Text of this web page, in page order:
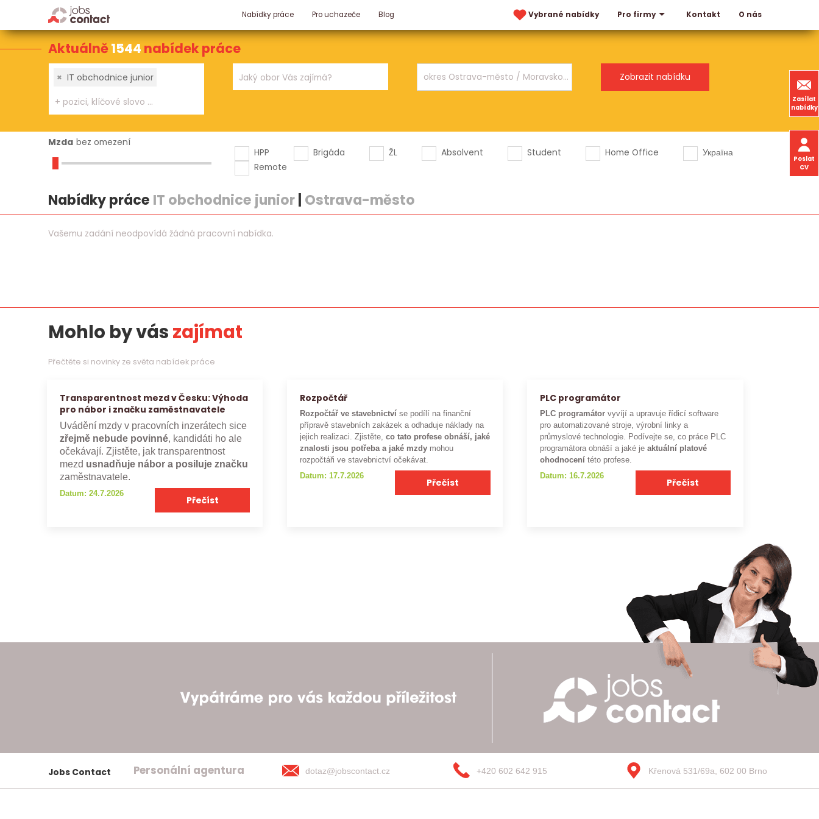
Nabídky práce Pro uchazeče Blog Vybrané nabídky Pro firmy Kontakt O nás
Zasílat
nabídky
Poslat
CV
Aktuálně1544 nabídek práce
× IT obchodnice junior
Mzda bez omezení
HPP
Brigáda ŽL Absolvent Student Home Office
Україна
Remote
Nabídky práce IT obchodnice junior| Ostrava-město
Vašemu zadání neodpovídá žádná pracovní nabídka.
Mohlo by vászajímat
Přečtěte si novinky ze světa nabídek práce
Transparentnost mezd v Česku: Výhoda
pro nábor i značku zaměstnavatele
Uvádění mzdy v pracovních inzerátech sice
zřejmě nebude povinné, kandidáti ho ale
očekávají. Zjistěte, jak transparentnost
mezd usnadňuje nábor a posiluje značku
zaměstnavatele.
Datum: 24.7.2026
Přečíst
Rozpočtář
Rozpočtář ve stavebnictví se podílí na finanční
přípravě stavebních zakázek a odhaduje náklady na
jejich realizaci. Zjistěte,co tato profese obnáší, jaké
znalosti jsou potřeba a jaké mzdy mohou
rozpočtáři ve stavebnictví očekávat.
Datum: 17.7.2026
Přečíst
PLC programátor
PLC programátor vyvíjí a upravuje řídicí software
pro automatizované stroje, výrobní linky a
průmyslové technologie. Podívejte se, co práce PLC
programátora obnáší a jaké je aktuální platové
ohodnocení této profese.
Datum: 16.7.2026
Přečíst
Jobs Contact Personální agentura dotaz@jobscontact.cz +420 602 642 915 Křenová 531/69a, 602 00 Brno